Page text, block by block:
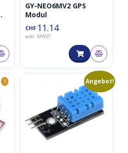
GY-NEO6MV2 GPS
Modul
CHF 11.14
exkl. MWST
3 Angebot!
46
Ursprünglicher
CHF4.64
CHF4.00.